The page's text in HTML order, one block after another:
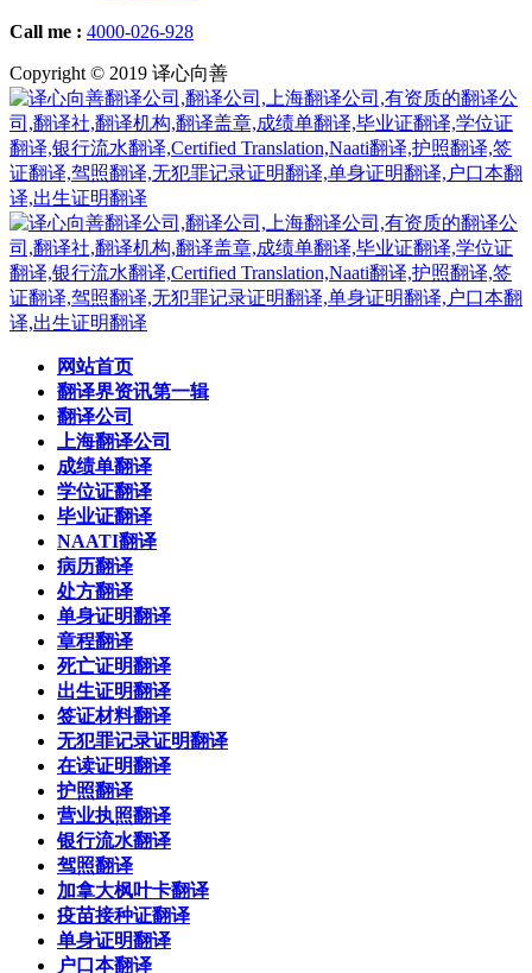
Call me : 4000-026-928
Copyright © 2019 译心向善
网站首页
翻译界资讯第一辑
翻译公司
上海翻译公司
成绩单翻译
学位证翻译
毕业证翻译
NAATI翻译
病历翻译
处方翻译
单身证明翻译
章程翻译
死亡证明翻译
出生证明翻译
签证材料翻译
无犯罪记录证明翻译
在读证明翻译
护照翻译
营业执照翻译
银行流水翻译
驾照翻译
加拿大枫叶卡翻译
疫苗接种证翻译
单身证明翻译
户口本翻译